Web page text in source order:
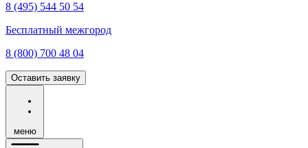
8 (495) 544 50 54
Бесплатный межгород
8 (800) 700 48 04
Оставить заявку
меню